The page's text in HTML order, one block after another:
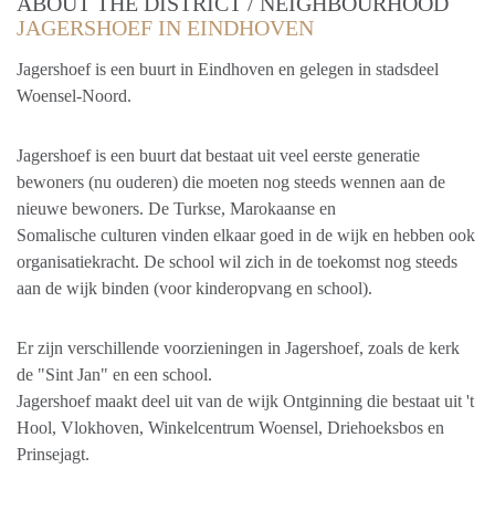
JAGERSHOEF IN EINDHOVEN
Jagershoef is een buurt in Eindhoven en gelegen in stadsdeel
Woensel-Noord.
Jagershoef is een buurt dat bestaat uit veel eerste generatie
bewoners (nu ouderen) die moeten nog steeds wennen aan de
nieuwe bewoners. De Turkse, Marokaanse en
Somalische culturen vinden elkaar goed in de wijk en hebben ook
organisatiekracht. De school wil zich in de toekomst nog steeds
aan de wijk binden (voor kinderopvang en school).
Er zijn verschillende voorzieningen in Jagershoef, zoals de kerk
de "Sint Jan" en een school.
Jagershoef maakt deel uit van de wijk Ontginning die bestaat uit 't
Hool, Vlokhoven, Winkelcentrum Woensel, Driehoeksbos en
Prinsejagt.